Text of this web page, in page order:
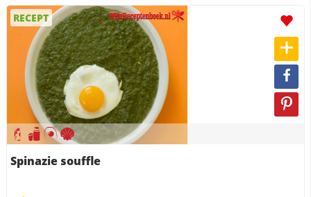
RECEPT
Spinazie souffle